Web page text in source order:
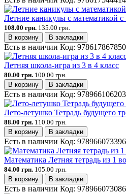
Летние каникулы с математикой с
108.00 грн. 135.00 грн.
В корзину
В закладки
Есть в наличии Код:
Летняя школа-игра из 3 в 4 класс
80.00 грн. 100.00 грн.
В корзину
В закладки
Есть в наличии Код:
Лето-летушко Тетрадь будущего
88.00 грн. 110.00 грн.
В корзину
В закладки
Есть в наличии Код:
Математика Летняя тетрадь из 1
84.00 грн. 105.00 грн.
В корзину
В закладки
Есть в наличии Код: